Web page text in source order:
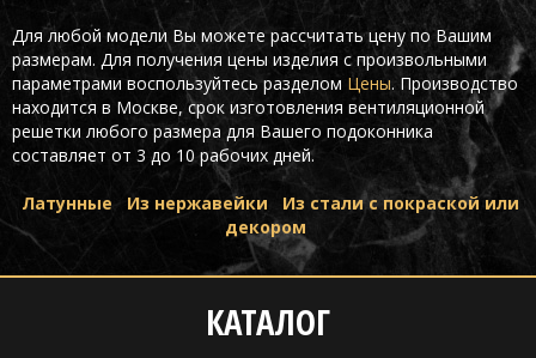
Для любой модели Вы можете рассчитать цену по Вашим
размерам. Для получения цены изделия с произвольными
параметрами воспользуйтесь разделом Цены. Производство
находится в Москве, срок изготовления вентиляционной
решетки любого размера для Вашего подоконника
составляет от 3 до 10 рабочих дней.
Латунные Из нержавейки
Из стали с покраской или
декором
КАТАЛОГ